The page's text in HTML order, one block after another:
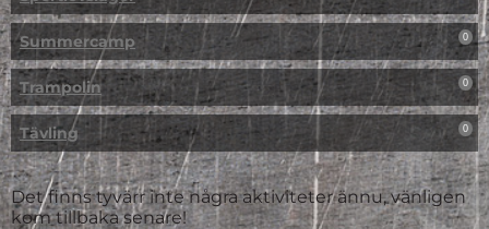
Summercamp 0
Trampolin 0
Tävling 0
Det finns tyvärr inte några aktiviteter ännu, vänligen
kom tillbaka senare!